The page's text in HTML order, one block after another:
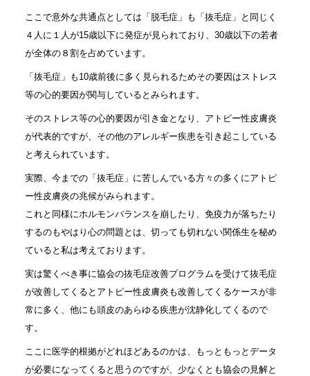
ここで意外な共通点としては「脱毛症」も「抜毛症」と同じく
４人に１人が15歳以下に発症が見られており、30歳以下の若者
が全体の８割を占めています。
「抜毛症」も10歳前後に多く見られるためその要因はストレス
等の心的要因が関与しているとみられます。
そのストレス等の心的要因が引き金となり、アトピー性皮膚炎
が代表的ですが、その他のアレルギー疾患を引き起こしている
と考えられています。
実際、今までの「抜毛症」に苦しんでいる方々の多くにアトピ
ー性皮膚炎の兆候がみられます。
これと同様にホルモンバランスを崩したり、免疫力が落ちたり
するのもやはり心の問題とは、切っても切れない関係生を秘め
ていると私は考えております。
実は驚くべき事に協会の抜毛症改善プログラムを受けて抜毛症
が改善してくるとアトピー性皮膚炎も改善してくるケースが非
常に多く、他にも頭皮のあらゆる疾患が沈静化してくるので
す。
ここに医学的根拠がどれほどあるのかは、もっともっとデータ
が必要になってくると思うのですが、少なくとも協会の見解と